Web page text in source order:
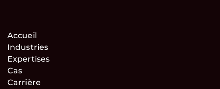
Accueil
Industries
Expertises
Cas
Carrière